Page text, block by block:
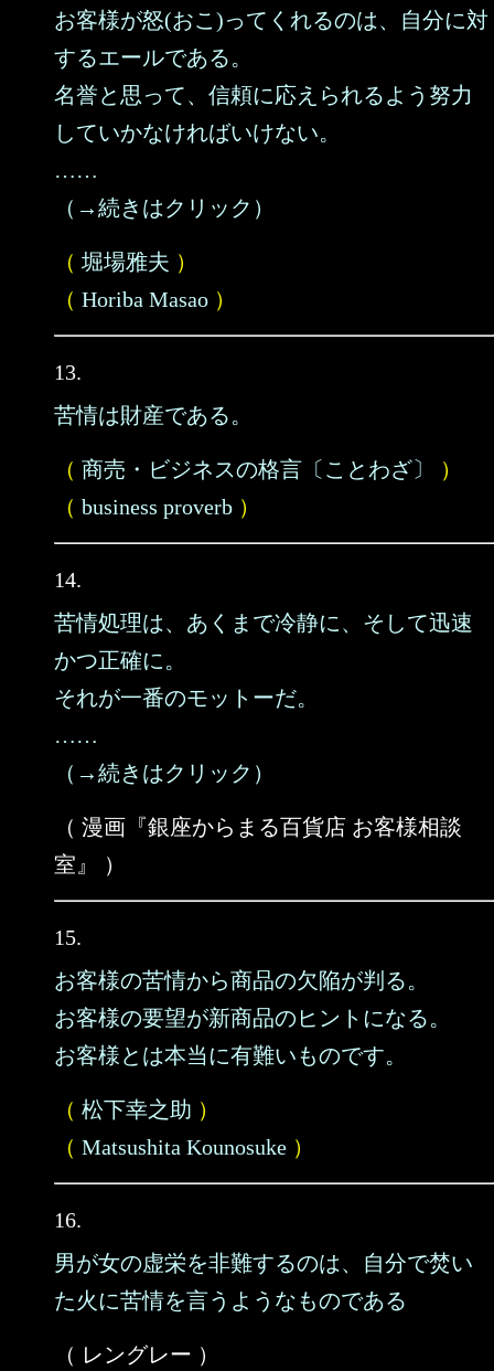
お客様が怒(おこ)ってくれるのは、自分に対
するエールである。
名誉と思って、信頼に応えられるよう努力
していかなければいけない。
……
（→続きはクリック）
（ 堀場雅夫 ）
（ Horiba Masao ）
13.
苦情は財産である。
（ 商売・ビジネスの格言〔ことわざ〕
）
（ business proverb ）
14.
苦情処理は、あくまで冷静に、そして迅速
かつ正確に。
それが一番のモットーだ。
……
（→続きはクリック）
（ 漫画『銀座からまる百貨店 お客様相談
室』 ）
15.
お客様の苦情から商品の欠陥が判る。
お客様の要望が新商品のヒントになる。
お客様とは本当に有難いものです。
（ 松下幸之助 ）
（ Matsushita Kounosuke ）
16.
男が女の虚栄を非難するのは、自分で焚い
た火に苦情を言うようなものである
（ レングレー ）